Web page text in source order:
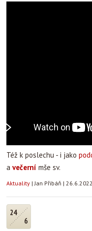
Též k poslechu - i jako
a večerní mše sv.
Aktuality |Jan Přibáň |
24
6